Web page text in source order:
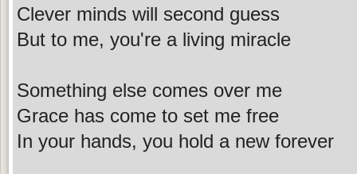
Clever minds will second guess
But to me, you're a living miracle
Something else comes over me
Grace has come to set me free
In your hands, you hold a new forever